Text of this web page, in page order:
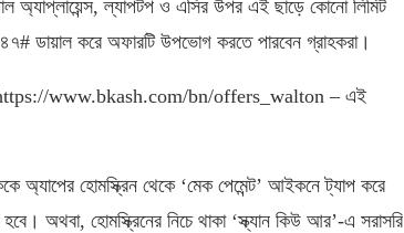
অ্যাপ্লায়েন্স, ল্যাপটপ ও এসির উপর এই ছাড়ে কোনো লিমিট
করে অফারটি উপভোগ করতে পারবেন গ্রাহকরা।
https://www.bkash.com/bn/offers_walton – এই
অ্যাপের হোমস্ক্রিন থেকে ‘মেক পেমেন্ট’ আইকনে ট্যাপ করে
অথবা, হোমস্ক্রিনের নিচে থাকা ‘স্ক্যান কিউ আর’-এ সরাসরি